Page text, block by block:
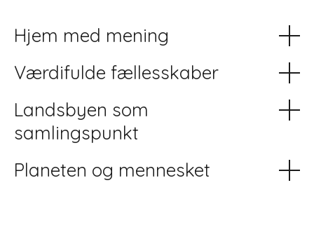
Hjem med mening
Værdifulde fællesskaber
Landsbyen som
samlingspunkt
Planeten og mennesket